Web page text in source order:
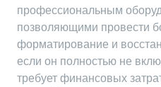
профессиональным
позволяющими провести
форматирование и
если он полностью не
требует финансовых